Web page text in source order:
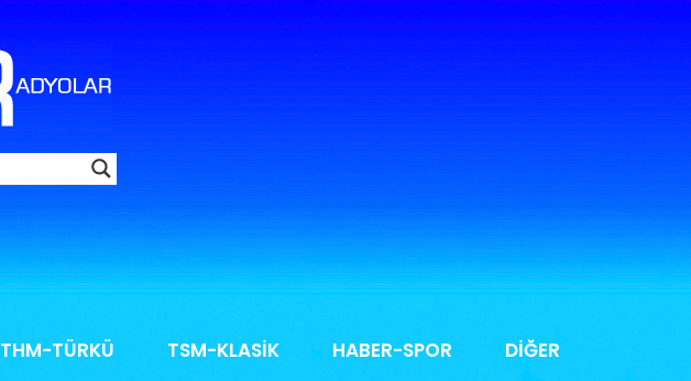
THM-TÜRKÜ TSM-KLASİK HABER-SPOR DİĞER